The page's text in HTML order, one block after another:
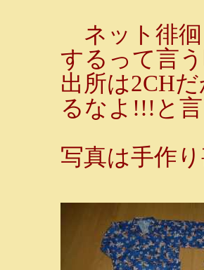
ネット徘徊
するって言
出所は2CH
るなよ!!!と
写真は手作